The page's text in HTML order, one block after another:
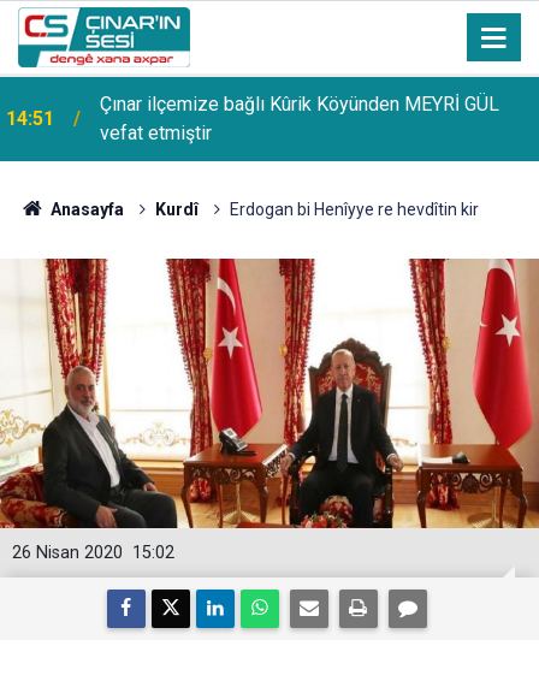
14:44
Uzmanından güneşten korunma uyarısı: Güneş
lekelerinin yanı sıra bazı cilt kanserlerine de yol
açabilir
Anasayfa Kurdî Erdogan bi Henîyye re hevdîtin kir
15:02
26 Nisan 2020